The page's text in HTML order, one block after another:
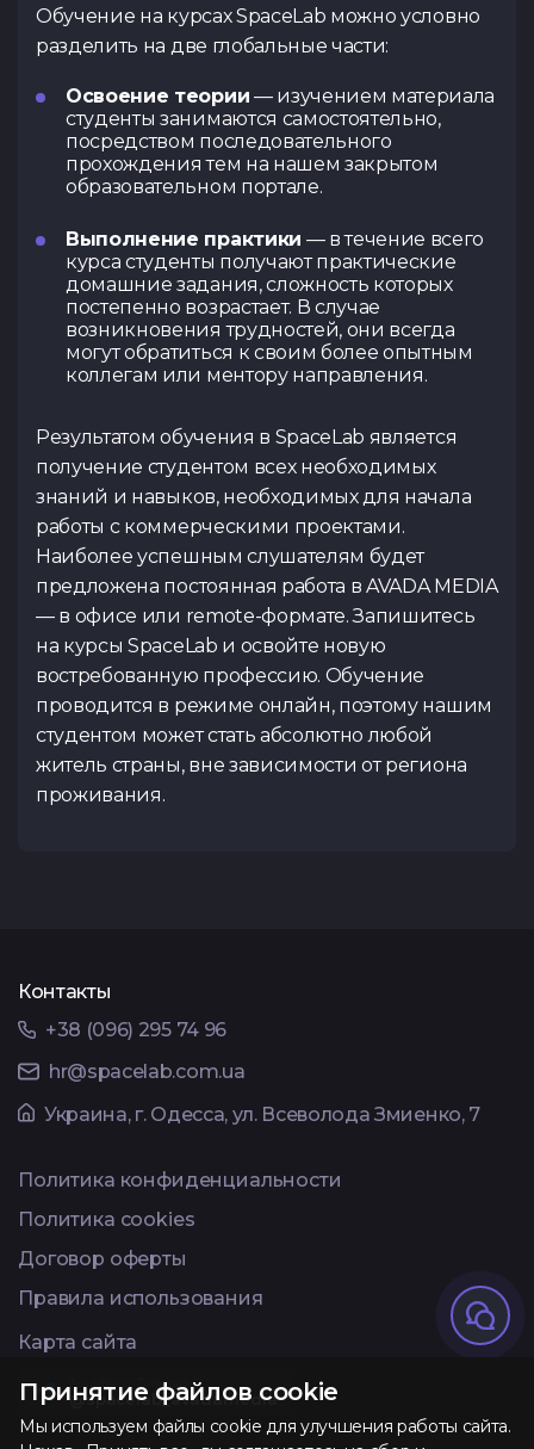
Обучение на курсах SpaceLab можно условно
разделить на две глобальные части:
Освоение теории — изучением материала
студенты занимаются самостоятельно,
посредством последовательного
прохождения тем на нашем закрытом
образовательном портале.
Выполнение практики — в течение всего
курса студенты получают практические
домашние задания, сложность которых
постепенно возрастает. В случае
возникновения трудностей, они всегда
могут обратиться к своим более опытным
коллегам или ментору направления.
Результатом обучения в SpaceLab является
получение студентом всех необходимых
знаний и навыков, необходимых для начала
работы с коммерческими проектами.
Наиболее успешным слушателям будет
предложена постоянная работа в AVADA MEDIA
— в офисе или remote-формате. Запишитесь
на курсы SpaceLab и освойте новую
востребованную профессию. Обучение
проводится в режиме онлайн, поэтому нашим
студентом может стать абсолютно любой
житель страны, вне зависимости от региона
проживания.
Контакты
+38 (096) 295 74 96
hr@spacelab.com.ua
Украина, г. Одесса, ул. Всеволода Змиенко, 7
Политика конфиденциальности
Политика cookies
Договор оферты
Правила использования
Карта сайта
Available on Telegram
@spacelab_avadamedia
Принятие файлов cookie
Мы используем файлы cookie для улучшения работы сайта.